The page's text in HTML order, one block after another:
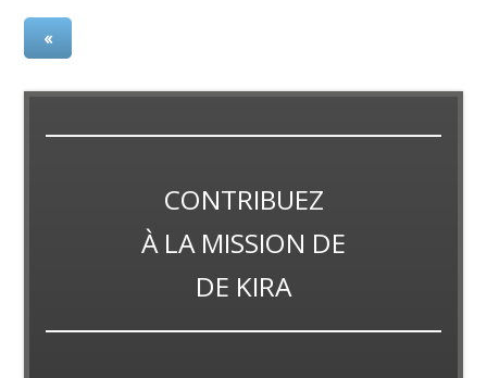
«
CONTRIBUEZ
À LA MISSION DE
DE KIRA